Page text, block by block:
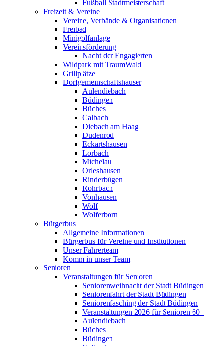
Fußball Stadtmeisterschaft
Freizeit & Vereine
Vereine, Verbände & Organisationen
Freibad
Minigolfanlage
Vereinsförderung
Nacht der Engagierten
Wildpark mit TraumWald
Grillplätze
Dorfgemeinschaftshäuser
Aulendiebach
Büdingen
Büches
Calbach
Diebach am Haag
Dudenrod
Eckartshausen
Lorbach
Michelau
Orleshausen
Rinderbügen
Rohrbach
Vonhausen
Wolf
Wolferborn
Bürgerbus
Allgemeine Informationen
Bürgerbus für Vereine und Institutionen
Unser Fahrerteam
Komm in unser Team
Senioren
Veranstaltungen für Senioren
Seniorenweihnacht der Stadt Büdingen
Seniorenfahrt der Stadt Büdingen
Seniorenfasching der Stadt Büdingen
Veranstaltungen 2026 für Senioren 60+
Aulendiebach
Büches
Büdingen